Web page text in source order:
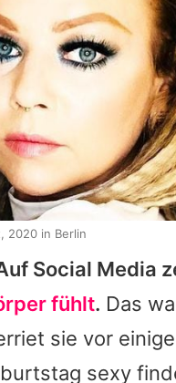
Social Media
fühlt. Das
sie vor
sexy
2020 in Berlin